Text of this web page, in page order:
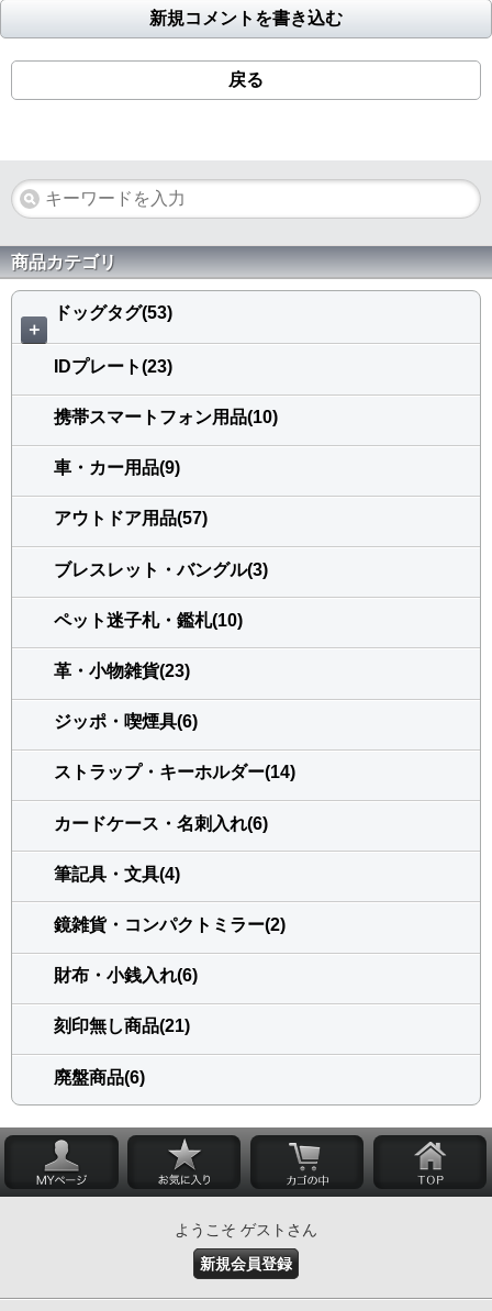
新規コメントを書き込む
戻る
商品カテゴリ
＋
ドッグタグ(53)
IDプレート(23)
携帯スマートフォン用品(10)
車・カー用品(9)
アウトドア用品(57)
ブレスレット・バングル(3)
ペット迷子札・鑑札(10)
革・小物雑貨(23)
ジッポ・喫煙具(6)
ストラップ・キーホルダー(14)
カードケース・名刺入れ(6)
筆記具・文具(4)
鏡雑貨・コンパクトミラー(2)
財布・小銭入れ(6)
刻印無し商品(21)
廃盤商品(6)
ようこそ ゲストさん
新規会員登録